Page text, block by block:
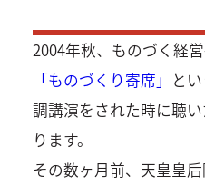
2004年秋、ものづく経
「ものづくり寄席」 と
調講演をされた時に聴
ります。
その数ヶ月前、天皇皇